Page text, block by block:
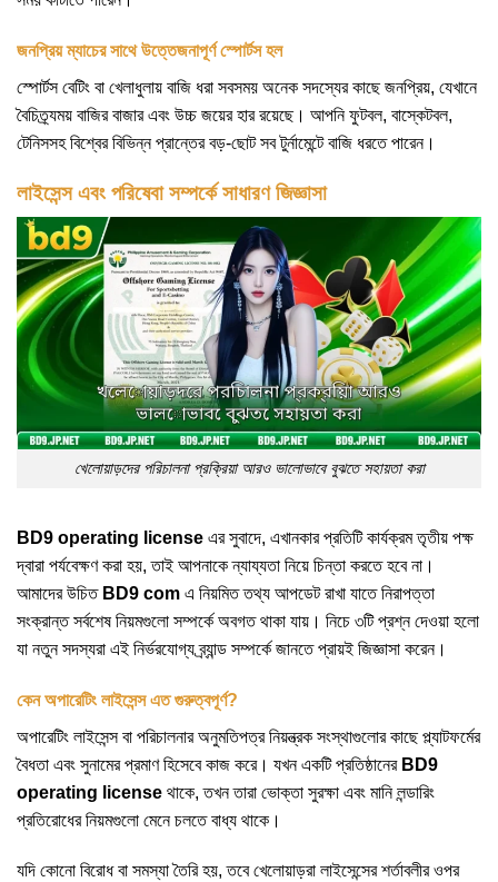
জনপ্রিয় ম্যাচের সাথে উত্তেজনাপূর্ণ স্পোর্টস হল
স্পোর্টস বেটিং বা খেলাধুলায় বাজি ধরা সবসময় অনেক সদস্যের কাছে জনপ্রিয়, যেখানে
বৈচিত্র্যময় বাজির বাজার এবং উচ্চ জয়ের হার রয়েছে। আপনি ফুটবল, বাস্কেটবল,
টেনিসসহ বিশ্বের বিভিন্ন প্রান্তের বড়-ছোট সব টুর্নামেন্টে বাজি ধরতে পারেন।
লাইসেন্স এবং পরিষেবা সম্পর্কে সাধারণ জিজ্ঞাসা
খেলোয়াড়দের পরিচালনা প্রক্রিয়া আরও ভালোভাবে বুঝতে সহায়তা করা
BD9 operating license এর সুবাদে, এখানকার প্রতিটি কার্যক্রম তৃতীয় পক্ষ
দ্বারা পর্যবেক্ষণ করা হয়, তাই আপনাকে ন্যায্যতা নিয়ে চিন্তা করতে হবে না।
আমাদের উচিত BD9 com এ নিয়মিত তথ্য আপডেট রাখা যাতে নিরাপত্তা
সংক্রান্ত সর্বশেষ নিয়মগুলো সম্পর্কে অবগত থাকা যায়। নিচে ৩টি প্রশ্ন দেওয়া হলো
যা নতুন সদস্যরা এই নির্ভরযোগ্য ব্র্যান্ড সম্পর্কে জানতে প্রায়ই জিজ্ঞাসা করেন।
কেন অপারেটিং লাইসেন্স এত গুরুত্বপূর্ণ?
অপারেটিং লাইসেন্স বা পরিচালনার অনুমতিপত্র নিয়ন্ত্রক সংস্থাগুলোর কাছে প্ল্যাটফর্মের
বৈধতা এবং সুনামের প্রমাণ হিসেবে কাজ করে। যখন একটি প্রতিষ্ঠানের BD9
operating license থাকে, তখন তারা ভোক্তা সুরক্ষা এবং মানি লন্ডারিং
প্রতিরোধের নিয়মগুলো মেনে চলতে বাধ্য থাকে।
যদি কোনো বিরোধ বা সমস্যা তৈরি হয়, তবে খেলোয়াড়রা লাইসেন্সের শর্তাবলীর ওপর